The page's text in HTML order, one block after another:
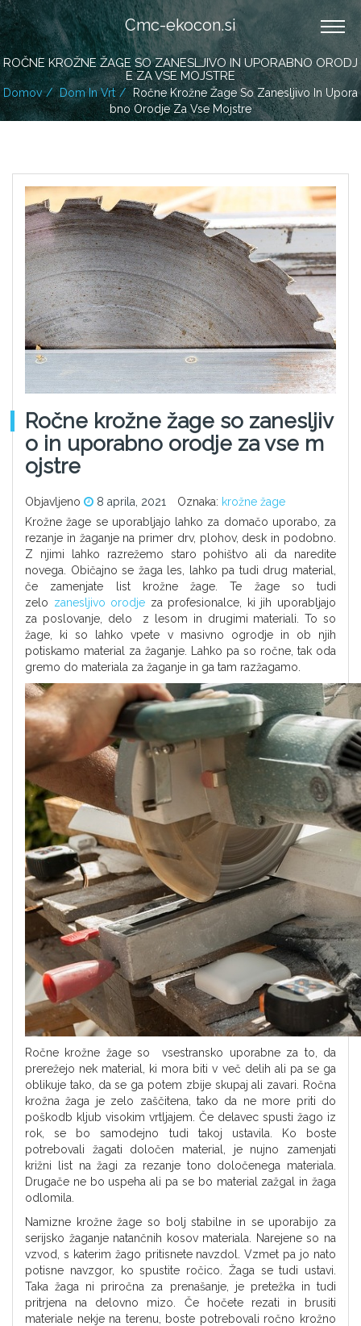
Cmc-ekocon.si
ROČNE KROŽNE ŽAGE SO ZANESLJIVO IN UPORABNO ORODJ
E ZA VSE MOJSTRE
Domov Dom In Vrt
Ročne Krožne Žage So Zanesljivo In Upora
Bno Orodje Za Vse Mojstre
Ročne krožne žage so zanesljiv
o in uporabno orodje za vse m
ojstre
Objavljeno 8 aprila, 2021 Oznaka: krožne žage
Krožne žage se uporabljajo lahko za domačo uporabo, za
rezanje in žaganje na primer drv, plohov, desk in podobno.
Z njimi lahko razrežemo staro pohištvo ali da naredite
novega. Običajno se žaga les, lahko pa tudi drug material,
če zamenjate list krožne žage. Te žage so tudi
zelo zanesljivo orodje za profesionalce, ki jih uporabljajo
za poslovanje, delo z lesom in drugimi materiali. To so
žage, ki so lahko vpete v masivno ogrodje in ob njih
potiskamo material za žaganje. Lahko pa so ročne, tak oda
gremo do materiala za žaganje in ga tam razžagamo.
Ročne krožne žage so vsestransko uporabne za to, da
prerežejo nek material, ki mora biti v več delih ali pa se ga
oblikuje tako, da se ga potem zbije skupaj ali zavari. Ročna
krožna žaga je zelo zaščitena, tako da ne more priti do
poškodb kljub visokim vrtljajem. Če delavec spusti žago iz
rok, se bo samodejno tudi takoj ustavila. Ko boste
potrebovali žagati določen material, je nujno zamenjati
križni list na žagi za rezanje tono določenega materiala.
Drugače ne bo uspeha ali pa se bo material zažgal in žaga
odlomila.
Namizne krožne žage so bolj stabilne in se uporabijo za
serijsko žaganje natančnih kosov materiala. Narejene so na
vzvod, s katerim žago pritisnete navzdol. Vzmet pa jo nato
potisne navzgor, ko spustite ročico. Žaga se tudi ustavi.
Taka žaga ni priročna za prenašanje, je pretežka in tudi
pritrjena na delovno mizo. Če hočete rezati in brusiti
materiale nekje na terenu, boste potrebovali ročno krožno